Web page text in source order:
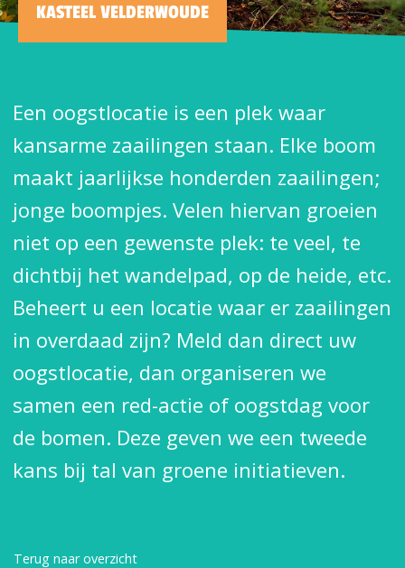
KASTEEL VELDERWOUDE
Een oogstlocatie is een plek waar
kansarme zaailingen staan. Elke boom
maakt jaarlijkse honderden zaailingen;
jonge boompjes. Velen hiervan groeien
niet op een gewenste plek: te veel, te
dichtbij het wandelpad, op de heide, etc.
Beheert u een locatie waar er zaailingen
in overdaad zijn? Meld dan direct uw
oogstlocatie, dan organiseren we
samen een red-actie of oogstdag voor
de bomen. Deze geven we een tweede
kans bij tal van groene initiatieven.
Terug naar overzicht